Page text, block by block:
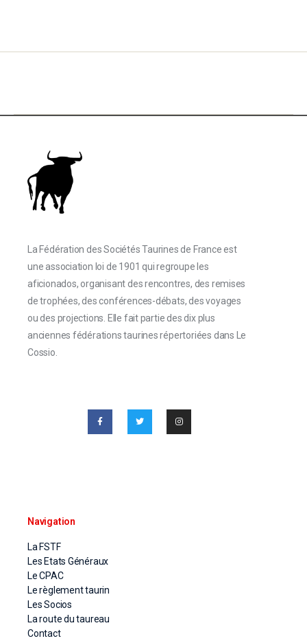
La Fédération des Sociétés Taurines de France est
une association loi de 1901 qui regroupe les
aficionados, organisant des rencontres, des remises
de trophées, des conférences-débats, des voyages
ou des projections. Elle fait partie des dix plus
anciennes fédérations taurines répertoriées dans Le
Cossio.
Navigation
La FSTF
Les Etats Généraux
Le CPAC
Le règlement taurin
Les Socios
La route du taureau
Contact